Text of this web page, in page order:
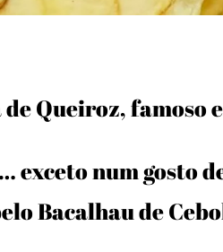
de Queiroz, famoso
exceto num gosto
Bacalhau de